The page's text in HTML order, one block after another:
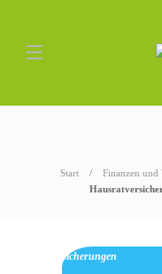
Start Finanzen und
Sachversicherungen